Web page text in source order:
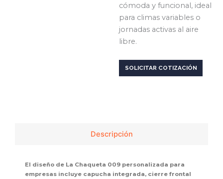
cómoda y funcional, ideal
para climas variables o
jornadas activas al aire
libre.
SOLICITAR COTIZACIÓN
Descripción
El diseño de La Chaqueta 009 personalizada para
empresas incluye capucha integrada, cierre frontal